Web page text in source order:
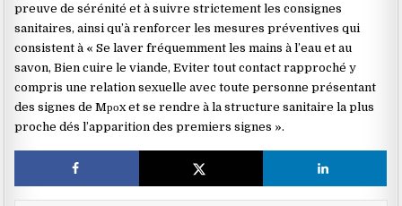
preuve de sérénité et à suivre strictement les consignes
sanitaires, ainsi qu’à renforcer les mesures préventives qui
consistent à « Se laver fréquemment les mains à l’eau et au
savon, Bien cuire le viande, Eviter tout contact rapproché y
compris une relation sexuelle avec toute personne présentant
des signes de Mроx et se rendre à la structure sanitaire la plus
proche dés l’apparition des premiers signes ».